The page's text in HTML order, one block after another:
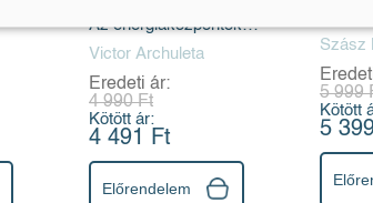
Az energiaközpontok
egyensúlyban
Victor Archuleta
Eredeti ár:
4 990 Ft
Kötött ár:
4 491 Ft
Előrendelem
Szász
5 999
Kötött
5